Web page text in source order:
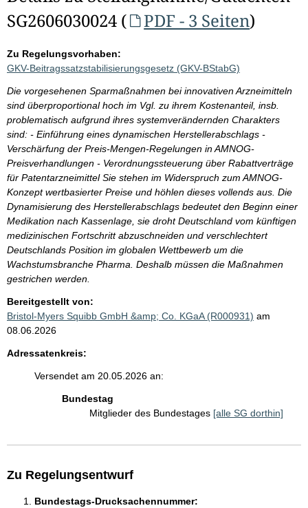
SG2606030024 (
PDF - 3 Seiten)
Zu Regelungsvorhaben:
GKV-Beitragssatzstabilisierungsgesetz (GKV-BStabG)
Die vorgesehenen Sparmaßnahmen bei innovativen Arzneimitteln
sind überproportional hoch im Vgl. zu ihrem Kostenanteil, insb.
problematisch aufgrund ihres systemverändernden Charakters
sind: - Einführung eines dynamischen Herstellerabschlags -
Verschärfung der Preis-Mengen-Regelungen in AMNOG-
Preisverhandlungen - Verordnungssteuerung über Rabattverträge
für Patentarzneimittel Sie stehen im Widerspruch zum AMNOG-
Konzept wertbasierter Preise und höhlen dieses vollends aus. Die
Dynamisierung des Herstellerabschlags bedeutet den Beginn einer
Medikation nach Kassenlage, sie droht Deutschland vom künftigen
medizinischen Fortschritt abzuschneiden und verschlechtert
Deutschlands Position im globalen Wettbewerb um die
Wachstumsbranche Pharma. Deshalb müssen die Maßnahmen
gestrichen werden.
Bereitgestellt von:
Bristol-Myers Squibb GmbH &amp; Co. KGaA (R000931) am
08.06.2026
Adressatenkreis:
Versendet am 20.05.2026 an:
Bundestag
Mitglieder des Bundestages [alle SG dorthin]
Zu Regelungsentwurf
Bundestags-Drucksachennummer: